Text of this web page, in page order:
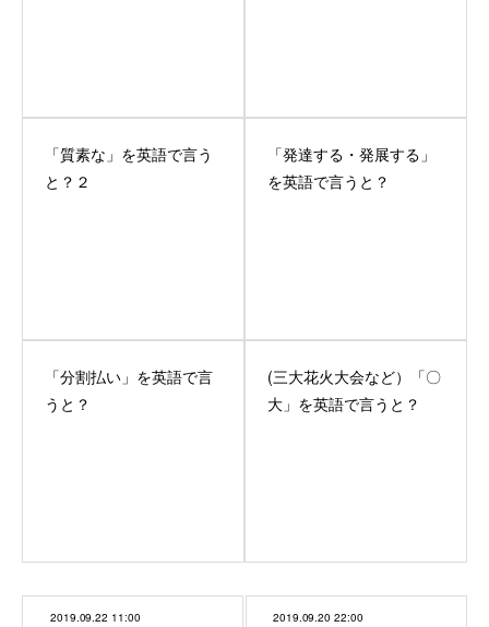
「質素な」を英語で言う
と？２
「発達する・発展する」
を英語で言うと？
「分割払い」を英語で言
うと？
(三大花火大会など）「〇
大」を英語で言うと？
2019.09.22 11:00 2019.09.20 22:00